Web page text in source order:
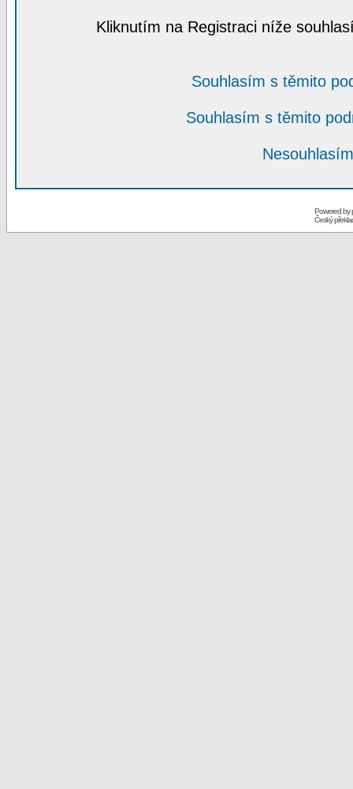
Kliknutím na Registraci níže
Souhlasím s těmito
Souhlasím s těmito
Powered by
Český